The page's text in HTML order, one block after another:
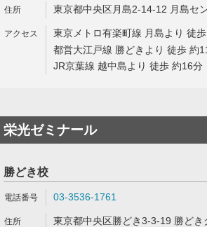
東京都中央区月島2-14-12 月島セ
東京メトロ有楽町線 月島より 徒
都営大江戸線 勝どきより 徒歩 約
JR京葉線 越中島より 徒歩 約16分
栄光ゼミナール
勝どき校
03-3536-1761
東京都中央区勝どき3-3-19 勝どき